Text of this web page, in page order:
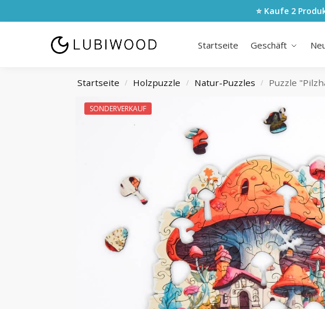
⭐ Kaufe 2
Startseite Geschäft
Startseite / Holzpuzzle / Natur-Puzzles / Puzzle
SONDERVERKAUF